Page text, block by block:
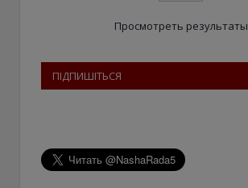
Просмотреть результаты
ПІДПИШІТЬСЯ